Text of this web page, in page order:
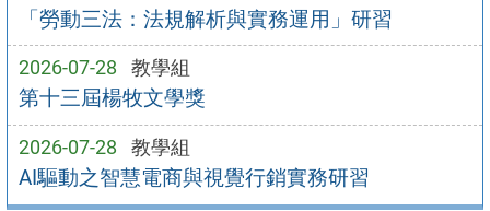
「勞動三法：法規解析與實務運用」研習
2026-07-28 教學組
第十三屆楊牧文學獎
2026-07-28 教學組
AI驅動之智慧電商與視覺行銷實務研習